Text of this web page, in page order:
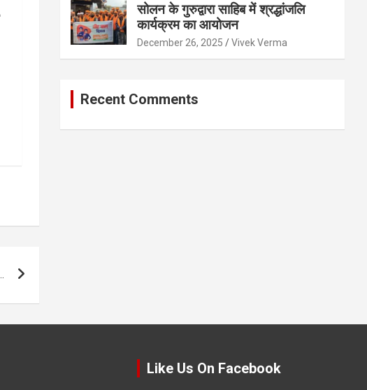
सोलन के गुरुद्वारा साहिब में श्रद्धांजलि
कार्यक्रम का आयोजन
December 26, 2025 Vivek Verma
Recent Comments
Like Us On Facebook